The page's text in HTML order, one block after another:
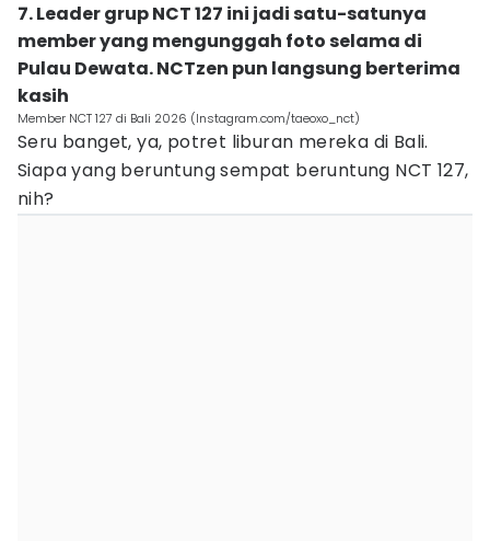
7. Leader grup NCT 127 ini jadi satu-satunya
member yang mengunggah foto selama di
Pulau Dewata. NCTzen pun langsung berterima
kasih
Member NCT 127 di Bali 2026 (Instagram.com/taeoxo_nct)
Seru banget, ya, potret liburan mereka di Bali.
Siapa yang beruntung sempat beruntung NCT 127,
nih?